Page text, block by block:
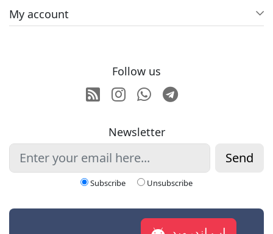
My account
Follow us
RSSInstagram
Whatsapp
Telegram
Newsletter
Send
Subscribe Unsubscribe